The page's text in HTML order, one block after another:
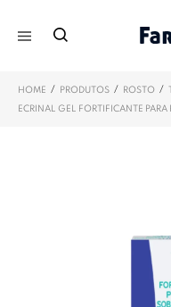
HOME / PRODUTOS / ROSTO /
ECRINAL GEL FORTIFICANTE